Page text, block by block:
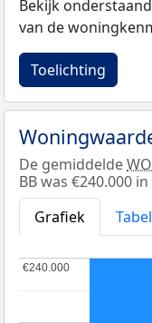
Bekijk
van de
Toelichting
De gemiddelde
BB was €240.000 in
Grafiek
Tabel
€240.000
€240.000